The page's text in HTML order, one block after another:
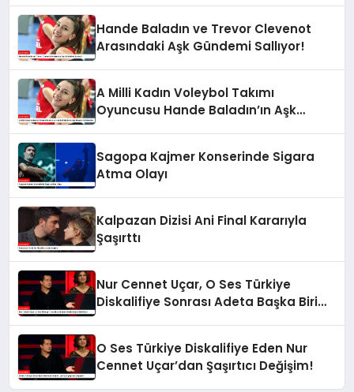
Hande Baladın ve Trevor Clevenot
Arasındaki Aşk Gündemi Sallıyor!
A Milli Kadın Voleybol Takımı
Oyuncusu Hande Baladın’ın Aşk
Sagopa Kajmer Konserinde Sigara
Atma Olayı
Kalpazan Dizisi Ani Final Kararıyla
Şaşırttı
Nur Cennet Uçar, O Ses Türkiye
Diskalifiye Sonrası Adeta Başka Biri
O Ses Türkiye Diskalifiye Eden Nur
Cennet Uçar’dan Şaşırtıcı Değişim!